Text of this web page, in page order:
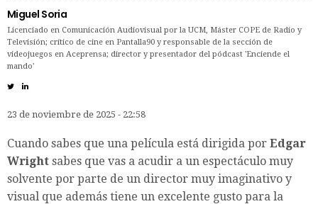
Miguel Soria
Licenciado en Comunicación Audiovisual por la UCM, Máster COPE de Radio y
Televisión; crítico de cine en Pantalla90 y responsable de la sección de
videojuegos en Aceprensa; director y presentador del pódcast 'Enciende el
mando'
23 de noviembre de 2025 - 22:58
Cuando sabes que una película está dirigida por Edgar
Wright sabes que vas a acudir a un espectáculo muy
solvente por parte de un director muy imaginativo y
visual que además tiene un excelente gusto para la